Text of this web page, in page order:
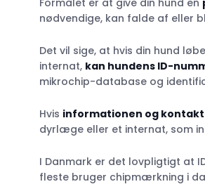
Hvor lang tid tager
Hvad koster det at få
Hvor kan jeg få
Hvem kan scanne
Gør det ondt på
Kan en mikrochip
Formålet er at give din hund en
nødvendige, kan falde af eller
Det vil sige, at hvis din hund
internat, kan hundens ID-
mikrochip-database og
Hvis informationen og
dyrlæge eller et internat, som
I Danmark er det lovpligtigt at
fleste bruger chipmærkning i